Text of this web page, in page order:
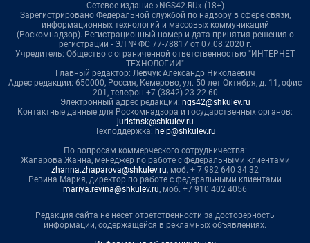
Сетевое издание «NGS42.RU» (18+)
Зарегистрировано Федеральной службой по надзору в сфере связи,
информационных технологий и массовых коммуникаций
(Роскомнадзор). Регистрационный номер и дата принятия решения о
регистрации - ЭЛ № ФС 77-78817 от 07.08.2020 г.
Учредитель: Общество с ограниченной ответственностью "ИНТЕРНЕТ
ТЕХНОЛОГИИ"
Главный редактор: Левчук Александр Николаевич
Адрес редакции: 650000, Россия, Кемерово, ул. 50 лет Октября, д. 11, офис
201, телефон +7 (3842) 23-22-60
Электронный адрес редакции: ngs42@shkulev.ru
Контактные данные для Роскомнадзора и государственных органов:
juristnsk@shkulev.ru
Техподдержка: help@shkulev.ru
По вопросам коммерческого сотрудничества:
Жапарова Жанна, менеджер по работе с федеральными клиентами
zhanna.zhaparova@shkulev.ru, моб. + 7 982 640 34 32
Ревина Мария, директор по работе с федеральными клиентами
mariya.revina@shkulev.ru, моб. +7 910 402 4056
Редакция сайта не несет ответственности за достоверность
информации, содержащейся в рекламных объявлениях.